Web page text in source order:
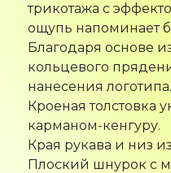
трикотажа с
ощупь напоминает
Благодаря основе
кольцевого
нанесения логотипа.
Кроеная толстовка
карманом-кенгуру.
Края рукава и низ
Плоский шнурок с